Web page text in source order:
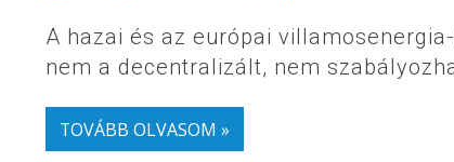
A hazai és az európai
nem a decentralizált, nem
TOVÁBB OLVASOM »